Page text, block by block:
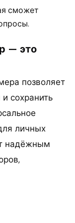
сможет
— это
позволяет
сохранить
личных
надёжным